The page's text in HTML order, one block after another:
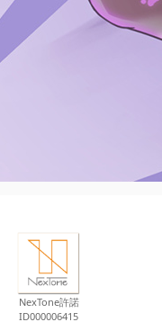
NexTone許諾
ID000006415